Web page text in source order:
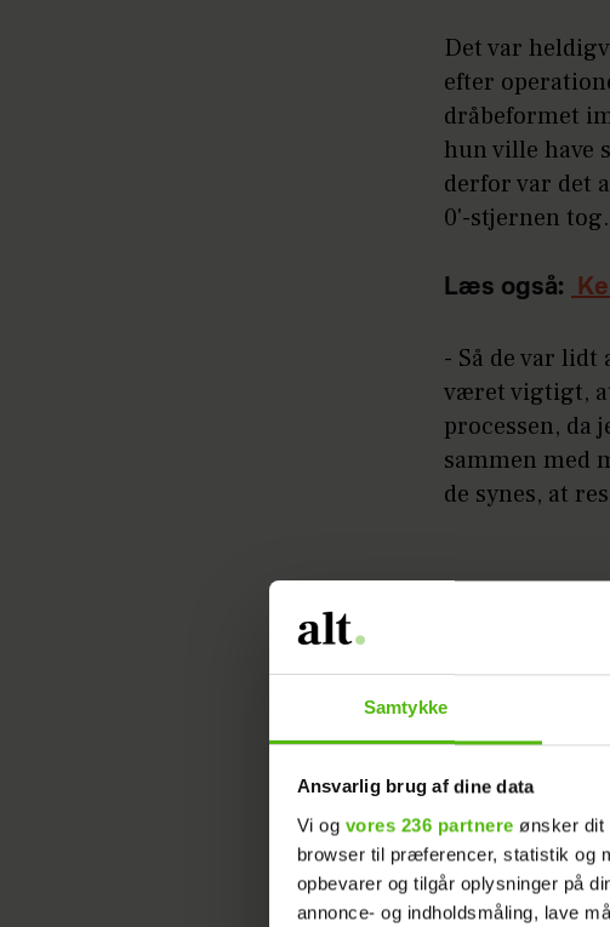
Samtykke
Ansvarlig brug af dine data
Vi og vores 236 partnere ønsker dit
browser til præferencer, statistik og
opbevarer og tilgår oplysninger på
annonce- og indholdsmåling, lave
Det var
efter
dråbeformet
hun ville have
derfor var det
0'-stjernen tog.
Læs også:
- Så de var
været vigtigt,
processen, da
sammen med
de synes, at
Læs også:
beskeder
ÅRGANG 0 HEROGNU